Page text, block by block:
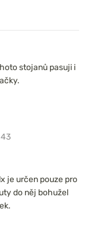
stojanů pasuji i
je určen pouze pro
do něj bohužel